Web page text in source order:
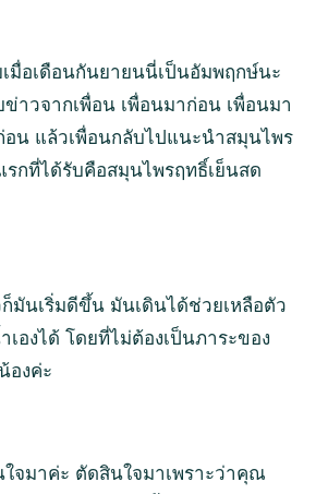
มื่อเดือนกันยายนนี่เป็นอัมพฤกษ์นะ
าวจากเพื่อน เพื่อนมาก่อน เพื่อนมา
อน แล้วเพื่อนกลับไปแนะนำสมุนไพร
รกที่ได้รับคือสมุนไพรฤทธิ์เย็นสด
มันเริ่มดีขึ้น มันเดินได้ช่วยเหลือตัว
เองได้ โดยที่ไม่ต้องเป็นภาระของ
องค่ะ
จมาค่ะ ตัดสินใจมาเพราะว่าคุณ